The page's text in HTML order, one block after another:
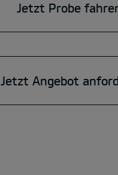
Jetzt Probe
Jetzt Angebot